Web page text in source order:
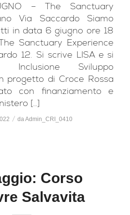
– The Sanctuary
Via Saccardo Siamo
in data 6 giugno ore 18
Sanctuary Experience
12. Si scrive LISA e si
Inclusione Sviluppo
progetto di Croce Rossa
con finanziamento e
[…]
/ daAdmin_CRI_0410
Corso
Salvavita